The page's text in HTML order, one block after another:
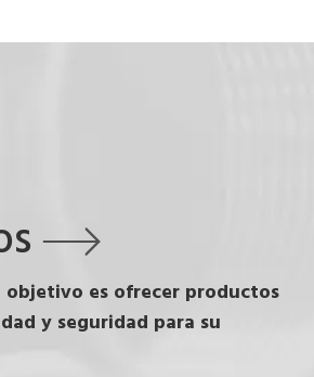
objetivo es ofrecer productos
y seguridad para su